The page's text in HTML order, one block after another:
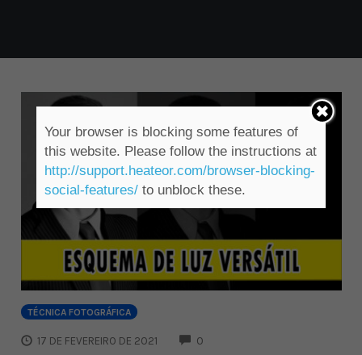
TÉCNICA FOTOGRÁFICA
17 DE FEVEREIRO DE 2021 0
Your browser is blocking some features of
this website. Please follow the instructions at
http://support.heateor.com/browser-blocking-
social-features/to unblock these.